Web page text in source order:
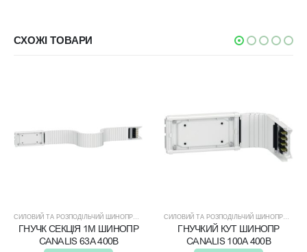
СХОЖІ ТОВАРИ
СИЛОВИЙ ТА РОЗПОДІЛЬЧИЙ ШИНОПРОВІД
ГНУЧК СЕКЦІЯ 1М ШИНОПР
CANALIS 63А 400В
СИЛОВИЙ ТА РОЗПОДІЛЬЧИЙ ШИНОПРОВІД
ГНУЧКИЙ КУТ ШИНОПР
CANALIS 100А 400В